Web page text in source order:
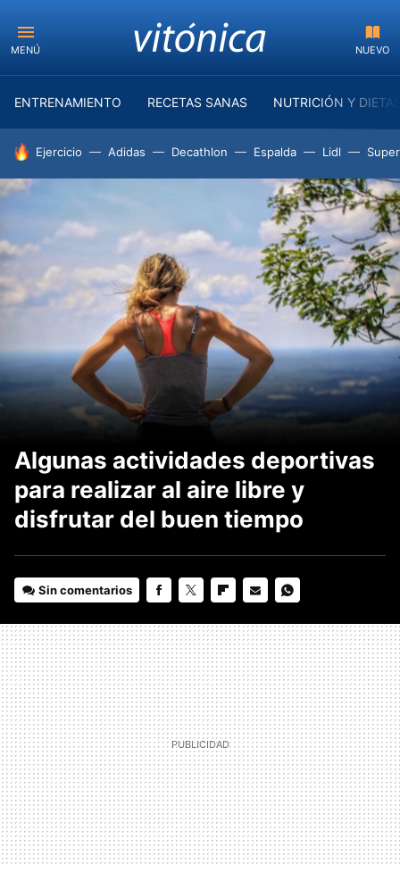
MENÚ NUEVO
ENTRENAMIENTO RECETAS SANAS NUTRICIÓN Y
HOY SE HABLA DE
Ejercicio Adidas Decathlon Espalda Lidl
Algunas actividades deportivas
para realizar al aire libre y
disfrutar del buen tiempo
Sin comentarios
MAIL